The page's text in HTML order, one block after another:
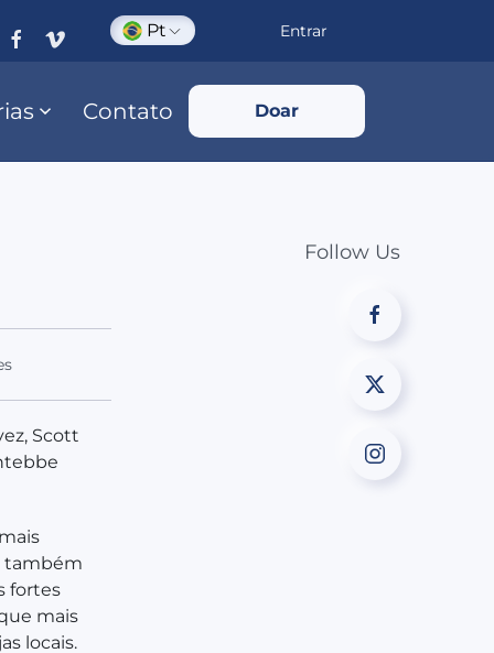
Pt Entrar
Contato Doar
Scott
também
fortes
mais
locais.
Follow Us